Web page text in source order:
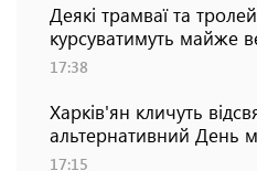
Деякі трамваї та
курсуватимуть майже
17:38
Харків'ян кличуть
альтернативний День
17:15